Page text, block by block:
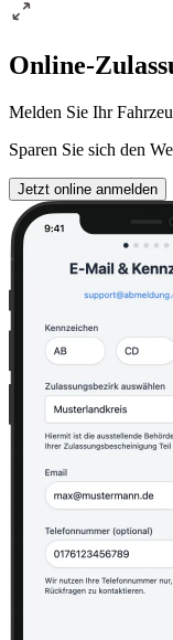
Online-
Melden Sie Ihr
Sparen Sie sich den
Jetzt online anmelden